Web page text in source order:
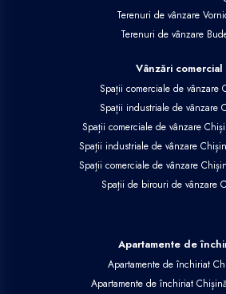
Terenuri de vânzare
Terenuri de vânzare
Vânzări comercial
Spații comerciale de vânzare
Spații industriale de vânzare
Spații comerciale de vânzare
Spații industriale de vânzare
Spații comerciale de vânzare
Spații de birouri de vânzare
Apartamente de
Apartamente de închiriat
Apartamente de închiriat